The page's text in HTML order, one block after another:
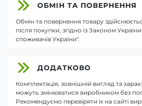
ОБМІН ТА ПОВЕРНЕННЯ
Обмін та повернення товару
після покупки, згідно із Законом
споживачів України".
ДОДАТКОВО
Комплектація, зовнішній вигляд та
можуть змінюватися виробником без
Рекомендуємо перевіряти їх на сайті